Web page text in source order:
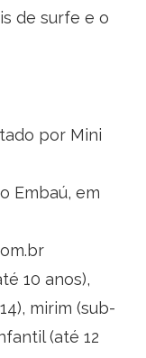
de surfe e o
por Mini
Embaú, em
10 anos),
mirim (sub-
(até 12